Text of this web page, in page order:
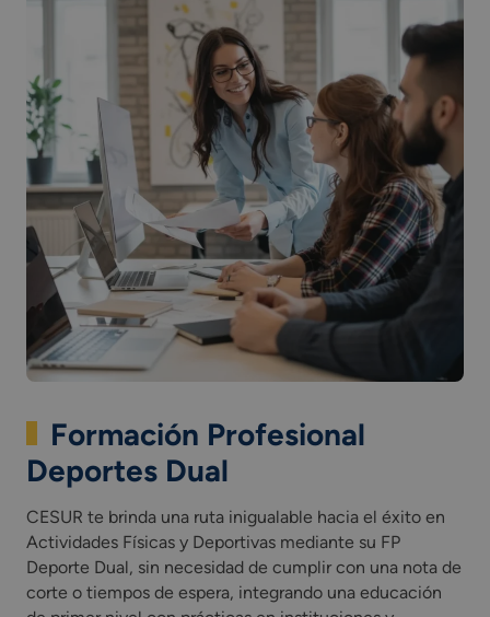
Formación Profesional
Deportes Dual
CESUR te brinda una ruta inigualable hacia el éxito en
Actividades Físicas y Deportivas mediante su FP
Deporte Dual, sin necesidad de cumplir con una nota de
corte o tiempos de espera, integrando una educación